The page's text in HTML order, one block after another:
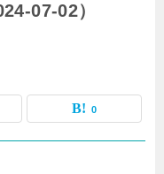
07-02）
0